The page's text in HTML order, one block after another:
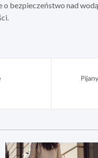
o bezpieczeństwo nad